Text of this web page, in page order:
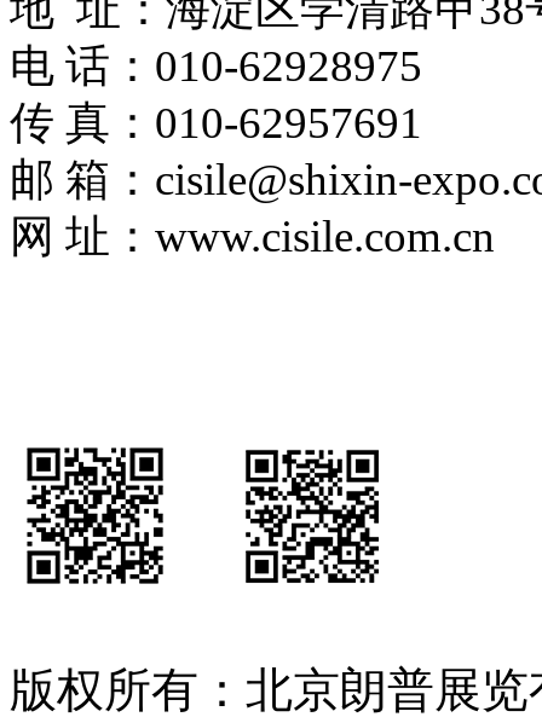
电 话：010-62928975
传 真：010-62957691
邮 箱： cisile@shixin-
网 址：www.cisile.com.cn
版权所有：北京朗普展